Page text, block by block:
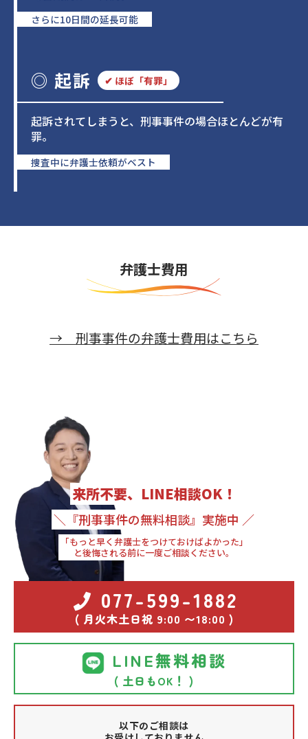
さらに10日間の延長可能
◎ 起訴 ✔ ほぼ「有罪」
起訴されてしまうと、刑事事件の場合ほとんどが有
罪。
捜査中に弁護士依頼がベスト
弁護士費用
→ 刑事事件の弁護士費用はこちら
来所不要、LINE相談OK！
＼『刑事事件の無料相談』実施中 ／
「もっと早く弁護士をつけておけばよかった」
と後悔される前に一度ご相談ください。
077-599-1882
( 月火木土日祝 9:00 〜18:00 )
LINE無料相談
( 土日もOK！ )
以下のご相談は